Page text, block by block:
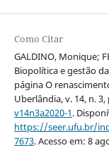
Como Citar
GALDINO, Monique;
Biopolítica e gestão
página O
Uberlândia, v. 14, n. 3,
v14n3a2020-1.
https://seer.ufu.br/
7673. Acesso em: 8